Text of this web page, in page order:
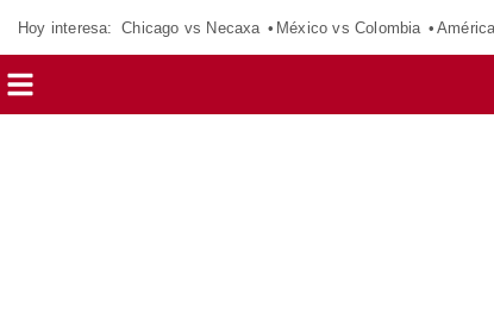
Hoy interesa: Chicago vs Necaxa México vs Colombia